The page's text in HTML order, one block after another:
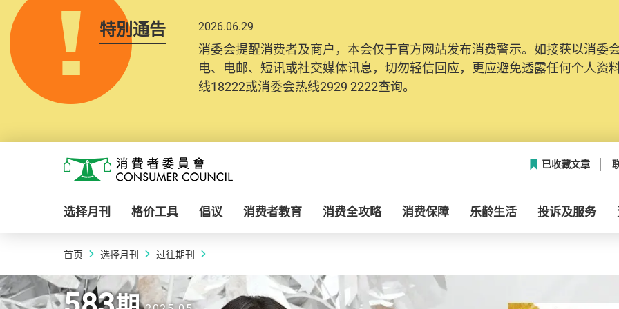
特別通告 2026.06.29
消委会提醒消费者及商户，本会仅于官方网站发布消费警示。如接获以消委
电、电邮、短讯或社交媒体讯息，切勿轻信回应，更应避免透露任何个人资
线18222或消委会热线2929 2222查询。
消费者委员会
已收藏文章
选择月刊 格价工具 倡议 消费者教育 消费全攻略 消费保障 乐龄生活 投诉及服务
首页 选择月刊 过往期刊
2025.05 | 583期